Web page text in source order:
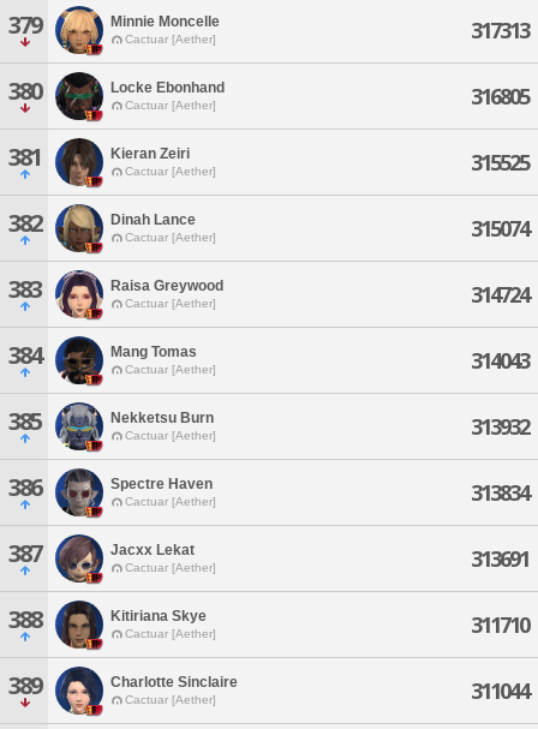
379 Minnie Moncelle
Cactuar [Aether] 317313
380 Locke Ebonhand
Cactuar [Aether] 316805
381 Kieran Zeiri
Cactuar [Aether] 315525
382 Dinah Lance
Cactuar [Aether] 315074
383 Raisa Greywood
Cactuar [Aether] 314724
384 Mang Tomas
Cactuar [Aether] 314043
385 Nekketsu Burn
Cactuar [Aether] 313932
386 Spectre Haven
Cactuar [Aether] 313834
387 Jacxx Lekat
Cactuar [Aether] 313691
388 Kitiriana Skye
Cactuar [Aether] 311710
389 Charlotte Sinclaire
Cactuar [Aether] 311044